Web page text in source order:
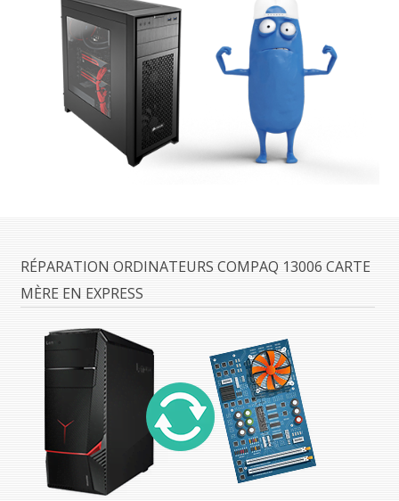
RÉPARATION ORDINATEURS COMPAQ 13006 CARTE
MÈRE EN EXPRESS